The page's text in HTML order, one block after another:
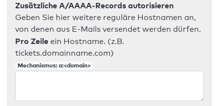
Zusätzliche A/AAAA-Records autorisieren
Geben Sie hier weitere reguläre Hostnamen an,
von denen aus E-Mails versendet werden dürfen.
Pro Zeile ein Hostname. (z.B.
tickets.domainname.com)
Mechanismus: a:<domain>